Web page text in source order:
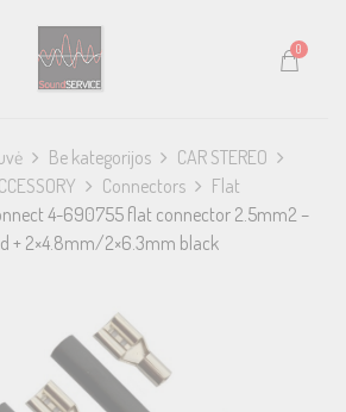
0
Be kategorijos
CAR STEREO
Connectors
Flat
4-690755 flat connector 2.5mm2 –
+ 2×4.8mm/2×6.3mm black